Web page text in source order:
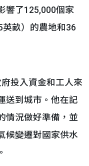
了125,000個家
畝）的農地和36
投入資金和工人來
送到城市。他在記
情況做好準備，並
候變遷對國家供水